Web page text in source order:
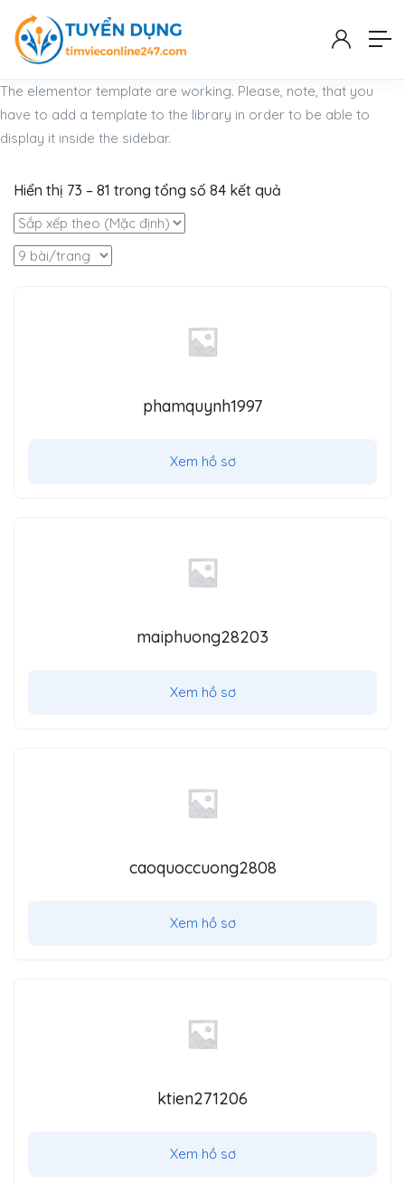
The elementor template are working. Please, note, that you
have to add a template to the library in order to be able to
display it inside the sidebar.
Hiển thị 73 – 81 trong tổng số 84 kết quả
phamquynh1997
Xem hồ sơ
maiphuong28203
Xem hồ sơ
caoquoccuong2808
Xem hồ sơ
ktien271206
Xem hồ sơ